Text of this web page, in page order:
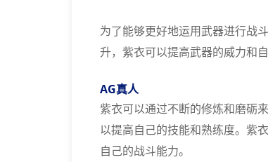
为了能够更好地运用武器进行战
升，紫衣可以提高武器的威力和
AG真人
紫衣可以通过不断的修炼和磨砺
以提高自己的技能和熟练度。紫
自己的战斗能力。